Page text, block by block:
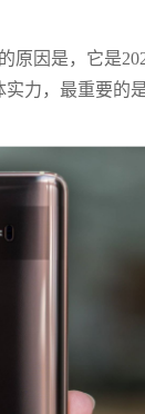
原因是，它是
力，最重要的